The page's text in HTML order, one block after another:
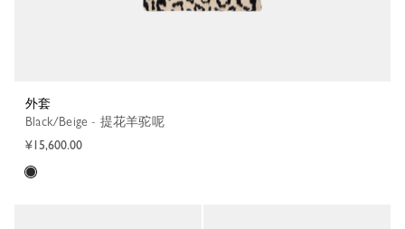
外套
Black/Beige - 提花羊驼呢
¥15,600.00